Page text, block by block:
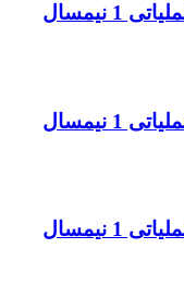
دانلود رایگان نمونه سوال پژوهش عملیاتی 1 نیمسال
دانلود رایگان نمونه سوال پژوهش عملیاتی 1 نیمسال
دانلود رایگان نمونه سوال پژوهش عملیاتی 1 نیمسال